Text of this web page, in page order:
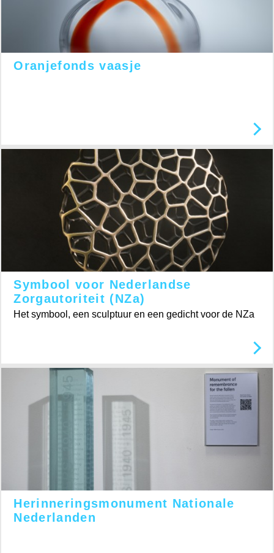
Oranjefonds vaasje
Symbool voor Nederlandse
Zorgautoriteit (NZa)
Het symbool, een sculptuur en een gedicht voor de NZa
Herinneringsmonument Nationale
Nederlanden